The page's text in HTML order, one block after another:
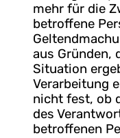
mehr für die
betroffene
aus Gründen,
Situation
Verarbeitung
nicht fest, ob
des
betroffenen